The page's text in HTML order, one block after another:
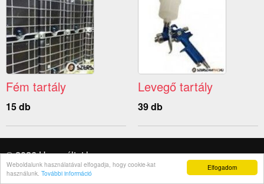
Elfogadom
Weboldalunk használatával elfogadja, hogy cookie-kat
használunk. További információ
Fém tartály
15 db
Levegő tartály
39 db
© 2026 Használtat.hu
Rólunk